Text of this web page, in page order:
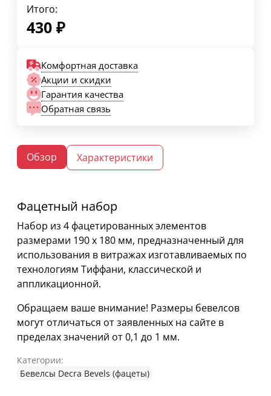
Итого:
430 ₽
Комфортная доставка
Акции и скидки
Гарантия качества
Обратная связь
Обзор Характеристики
Фацетный набор
Набор из 4 фацетированных элементов
размерами 190 х 180 мм, предназначенный для
использования в витражах изготавливаемых по
технологиям Тиффани, классической и
аппликационной.
Обращаем ваше внимание! Размеры бевелсов
могут отличаться от заявленных на сайте в
пределах значений от 0,1 до 1 мм.
Категории:
Бевелсы Decra Bevels (фацеты)